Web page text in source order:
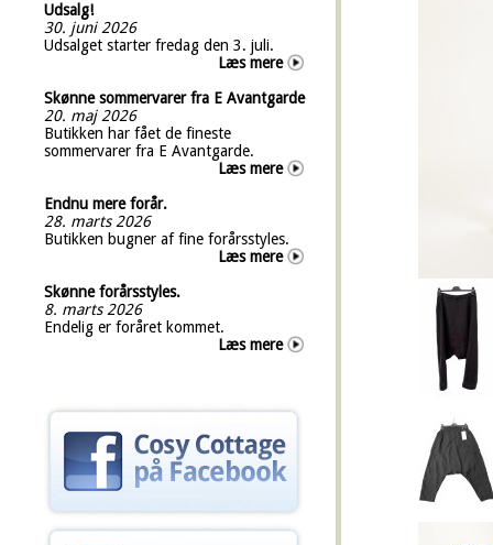
Udsalg!
30. juni 2026
Udsalget starter fredag den 3. juli.
Læs mere
Skønne sommervarer fra E Avantgarde
20. maj 2026
Butikken har fået de fineste
sommervarer fra E Avantgarde.
Læs mere
Endnu mere forår.
28. marts 2026
Butikken bugner af fine forårsstyles.
Læs mere
Skønne forårsstyles.
8. marts 2026
Endelig er foråret kommet.
Læs mere